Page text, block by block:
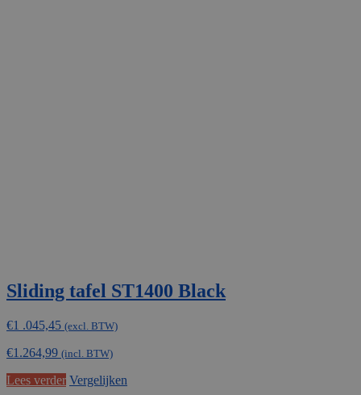
Sliding tafel ST1400 Black
€1 .045,45 (excl. BTW)
€1.264,99 (incl. BTW)
Lees verder Vergelijken